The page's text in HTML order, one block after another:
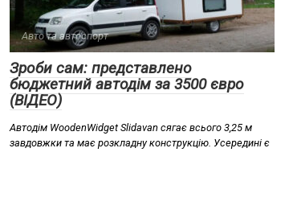
Авто та автоспорт
Зроби сам: представлено
бюджетний автодім за 3500 євро
(ВІДЕО)
Автодім WoodenWidget Slidavan сягає всього 3,25 м
завдовжки та має розкладну конструкцію. Усередині є